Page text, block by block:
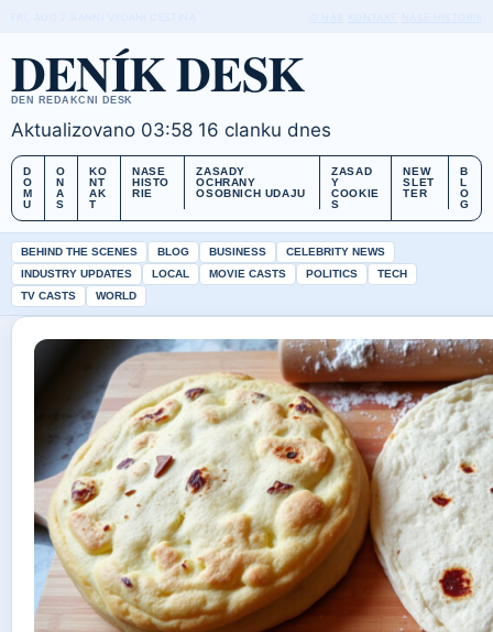
DENÍK DESK
DEN REDAKCNI DESK
Aktualizovano 03:58 16 clanku dnes
D
O
M
U
O
N
A
S
KO
NT
AK
T
NASE
HISTO
RIE
ZASADY
OCHRANY
OSOBNICH UDAJU
ZASAD
Y
COOKIE
S
NEW
SLET
TER
B
L
O
G
BEHIND THE SCENES BLOG BUSINESS
CELEBRITY NEWS
INDUSTRY UPDATES
LOCAL MOVIE CASTS POLITICS
TECH
TV CASTS
WORLD